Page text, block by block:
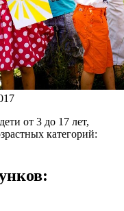
от 3 до 17 лет,
категорий: